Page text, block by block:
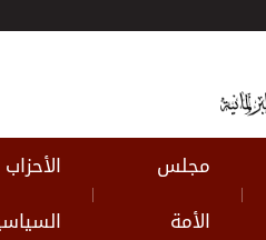
|
مجلس
الأمة
|
الأحزاب